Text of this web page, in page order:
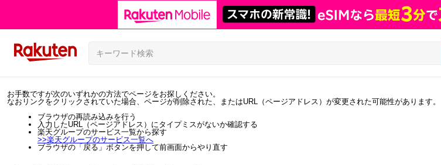
お手数ですが次のいずれかの方法でページをお探しください。
なおリンクをクリックされていた場合、ページが削除された、またはURL（ページアドレス）が変更された可能性があります。
ブラウザの再読み込みを行う
入力したURL（ページアドレス）にタイプミスがないか確認する
楽天グループのサービス一覧から探す
>>楽天グループのサービス一覧へ
ブラウザの「戻る」ボタンを押して前画面からやり直す